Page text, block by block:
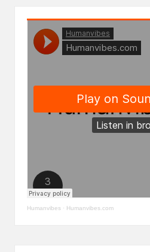
Humanvibes · Humanvibes.com